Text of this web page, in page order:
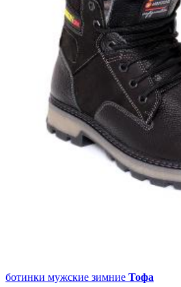
ботинки мужские зимние Тофа